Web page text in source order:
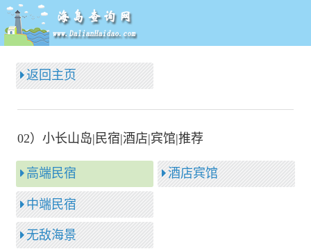
返回主页
02）小长山岛|民宿|酒店|宾馆|推荐
高端民宿
中端民宿
无敌海景
酒店宾馆